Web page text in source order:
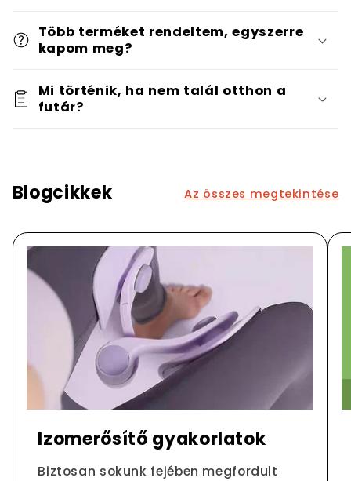
Több terméket rendeltem, egyszerre
kapom meg?
Mi történik, ha nem talál otthon a
futár?
Blogcikkek Az összes megtekintése
Izomerősítő gyakorlatok
Biztosan sokunk fejében megfordult